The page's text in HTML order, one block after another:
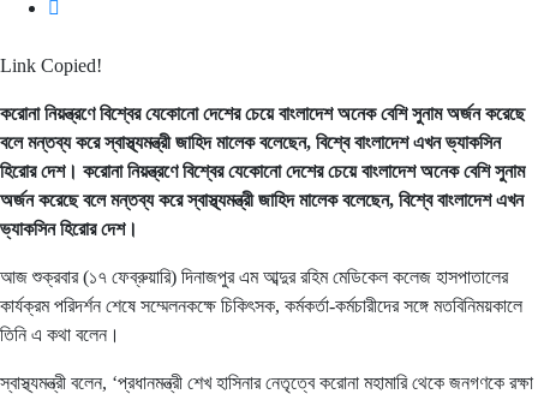
Link Copied!
করোনা নিয়ন্ত্রণে বিশ্বের যেকোনো দেশের চেয়ে বাংলাদেশ অনেক বেশি সুনাম অর্জন করেছে
বলে মন্তব্য করে স্বাস্থ্যমন্ত্রী জাহিদ মালেক বলেছেন, বিশ্বে বাংলাদেশ এখন ভ্যাকসিন
হিরোর দেশ। করোনা নিয়ন্ত্রণে বিশ্বের যেকোনো দেশের চেয়ে বাংলাদেশ অনেক বেশি সুনাম
অর্জন করেছে বলে মন্তব্য করে স্বাস্থ্যমন্ত্রী জাহিদ মালেক বলেছেন, বিশ্বে বাংলাদেশ এখন
ভ্যাকসিন হিরোর দেশ।
আজ শুক্রবার (১৭ ফেব্রুয়ারি) দিনাজপুর এম আব্দুর রহিম মেডিকেল কলেজ হাসপাতালের
কার্যক্রম পরিদর্শন শেষে সম্মেলনকক্ষে চিকিৎসক, কর্মকর্তা-কর্মচারীদের সঙ্গে মতবিনিময়কালে
তিনি এ কথা বলেন।
স্বাস্থ্যমন্ত্রী বলেন, ‘প্রধানমন্ত্রী শেখ হাসিনার নেতৃত্বে করোনা মহামারি থেকে জনগণকে রক্ষা